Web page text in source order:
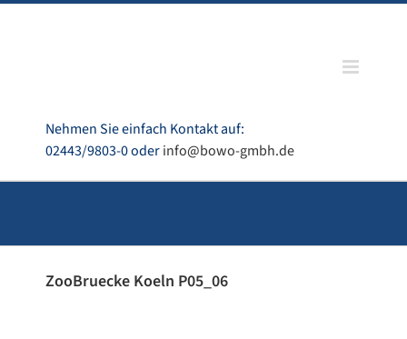
Zum
Nehmen Sie einfach Kontakt auf:
02443/9803-0 oderinfo@bowo-gmbh.de
ZooBruecke Koeln P05_06